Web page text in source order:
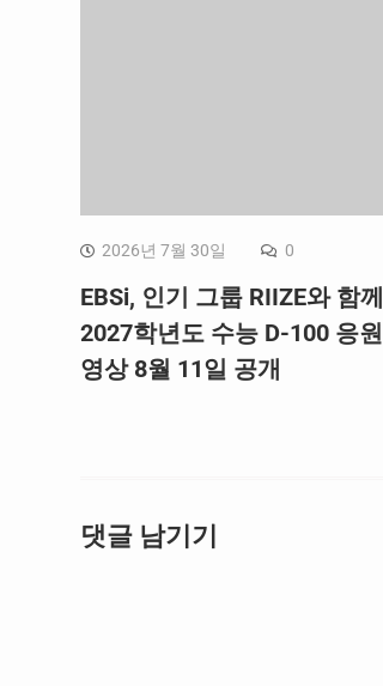
2026년 7월 30일 0
EBSi, 인기 그룹 RIIZE와 함께
2027학년도 수능 D-100 응원
영상 8월 11일 공개
댓글 남기기